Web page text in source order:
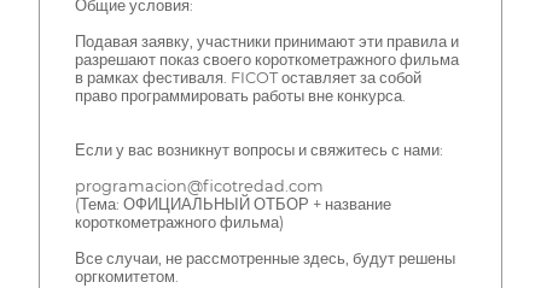
Общие условия:
Подавая заявку, участники принимают эти правила и
разрешают показ своего короткометражного фильма
в рамках фестиваля. FICOT оставляет за собой
право программировать работы вне конкурса.
Если у вас возникнут вопросы и свяжитесь с нами:
programacion@ficotredad.com
(Тема: ОФИЦИАЛЬНЫЙ ОТБОР + название
короткометражного фильма)
Все случаи, не рассмотренные здесь, будут решены
оргкомитетом.